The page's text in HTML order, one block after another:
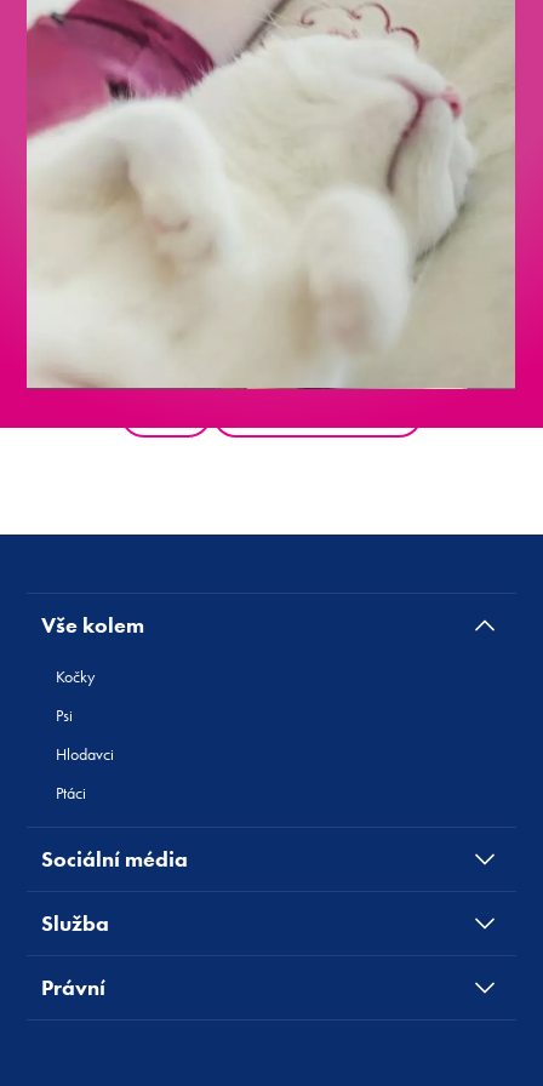
Vše kolem
Kočky
Psi
Hlodavci
Ptáci
Sociální média
Služba
Právní